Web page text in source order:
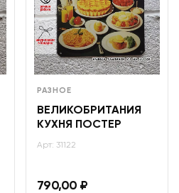
РАЗНОЕ
ВЕЛИКОБРИТАНИЯ
КУХНЯ ПОСТЕР
Арт: 31122
790,00 ₽